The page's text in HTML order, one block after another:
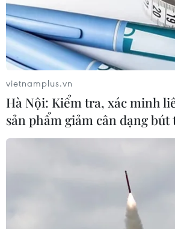
làm chậm lại sự phát triển phụ
qua. Quá trình phục hồi của nền
hiện đang đứng trước nhiều
vào các vấn đề địa-chính trị
trên thế giới và trong khu vực
hồi của nền kinh tế thế giới và
vậy, việc dự báo sát diễn biến
phục vụ cho Quy hoạch điện VIII
đặt ra rất nhiều khó khăn.
Hạn chế truyền tải liên miền
Trong giai đoạn vừa qua, miền
tăng dần tỷ trọng tiêu thụ điện,
vietnamplus.vn
Hà Nội: Kiểm tra, xác minh
sản phẩm giảm cân dạng bút